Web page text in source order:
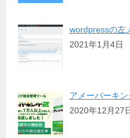
wordpressの左
2021年1月4日
アメーバーキ
2020年12月27